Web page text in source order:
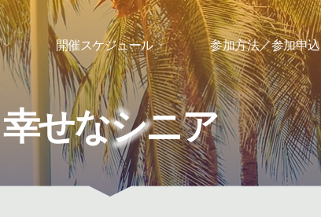
開催スケジュール 参加方法／参加申込
幸せなシ
シニア